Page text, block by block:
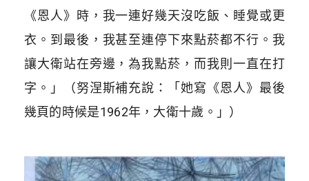
《恩人》時，我一連好幾天沒吃飯、睡覺或更
衣。到最後，我甚至連停下來點菸都不行。我
讓大衛站在旁邊，為我點菸，而我則一直在打
字。」（努涅斯補充說：「她寫《恩人》最後
幾頁的時候是1962年，大衛十歲。」）